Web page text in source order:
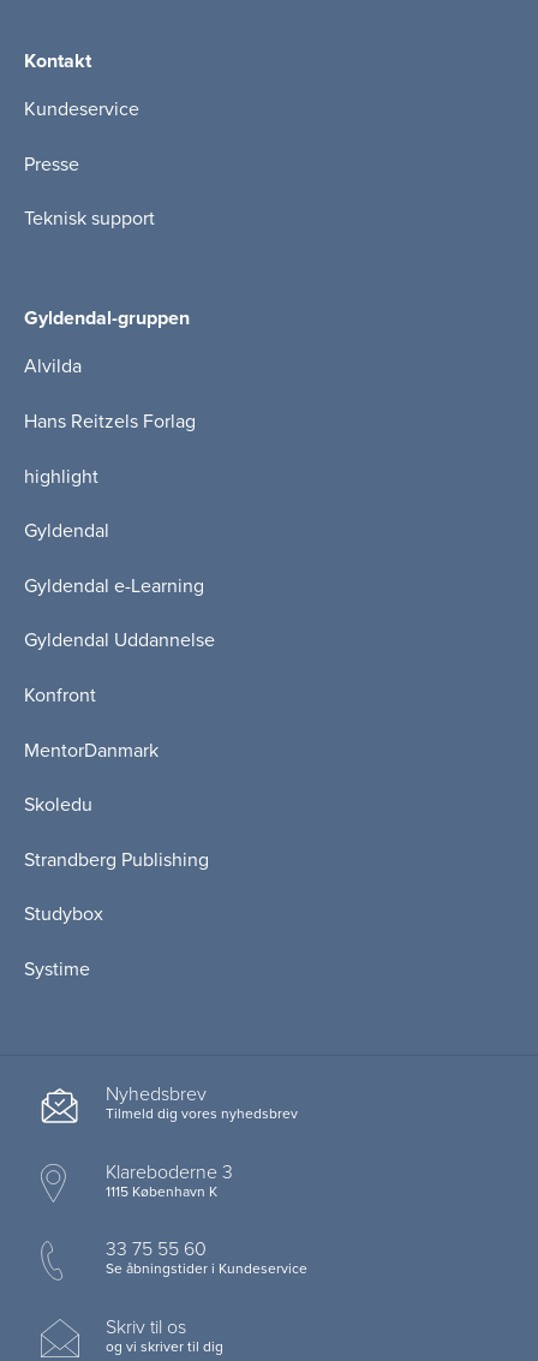
Kontakt
Kundeservice
Presse
Teknisk support
Gyldendal-gruppen
Alvilda
Hans Reitzels Forlag
highlight
Gyldendal
Gyldendal e-Learning
Gyldendal Uddannelse
Konfront
MentorDanmark
Skoledu
Strandberg Publishing
Studybox
Systime
Nyhedsbrev
Tilmeld dig vores nyhedsbrev
Klareboderne 3
1115 København K
33 75 55 60
Se åbningstider i Kundeservice
Skriv til os
og vi skriver til dig